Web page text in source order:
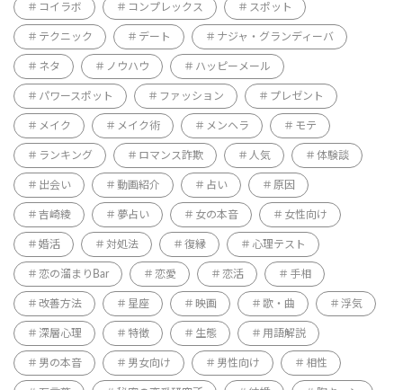
コイラボ コンプレックス スポット
テクニック デート ナジャ・グランディーバ
ネタ ノウハウ ハッピーメール
パワースポット ファッション プレゼント
メイク メイク術 メンヘラ モテ
ランキング ロマンス詐欺 人気 体験談
出会い 動画紹介 占い 原因
吉崎綾 夢占い 女の本音 女性向け
婚活 対処法 復縁 心理テスト
恋の溜まりBar 恋愛 恋活 手相
改善方法 星座 映画 歌・曲 浮気
深層心理 特徴 生態 用語解説
男の本音 男女向け 男性向け 相性